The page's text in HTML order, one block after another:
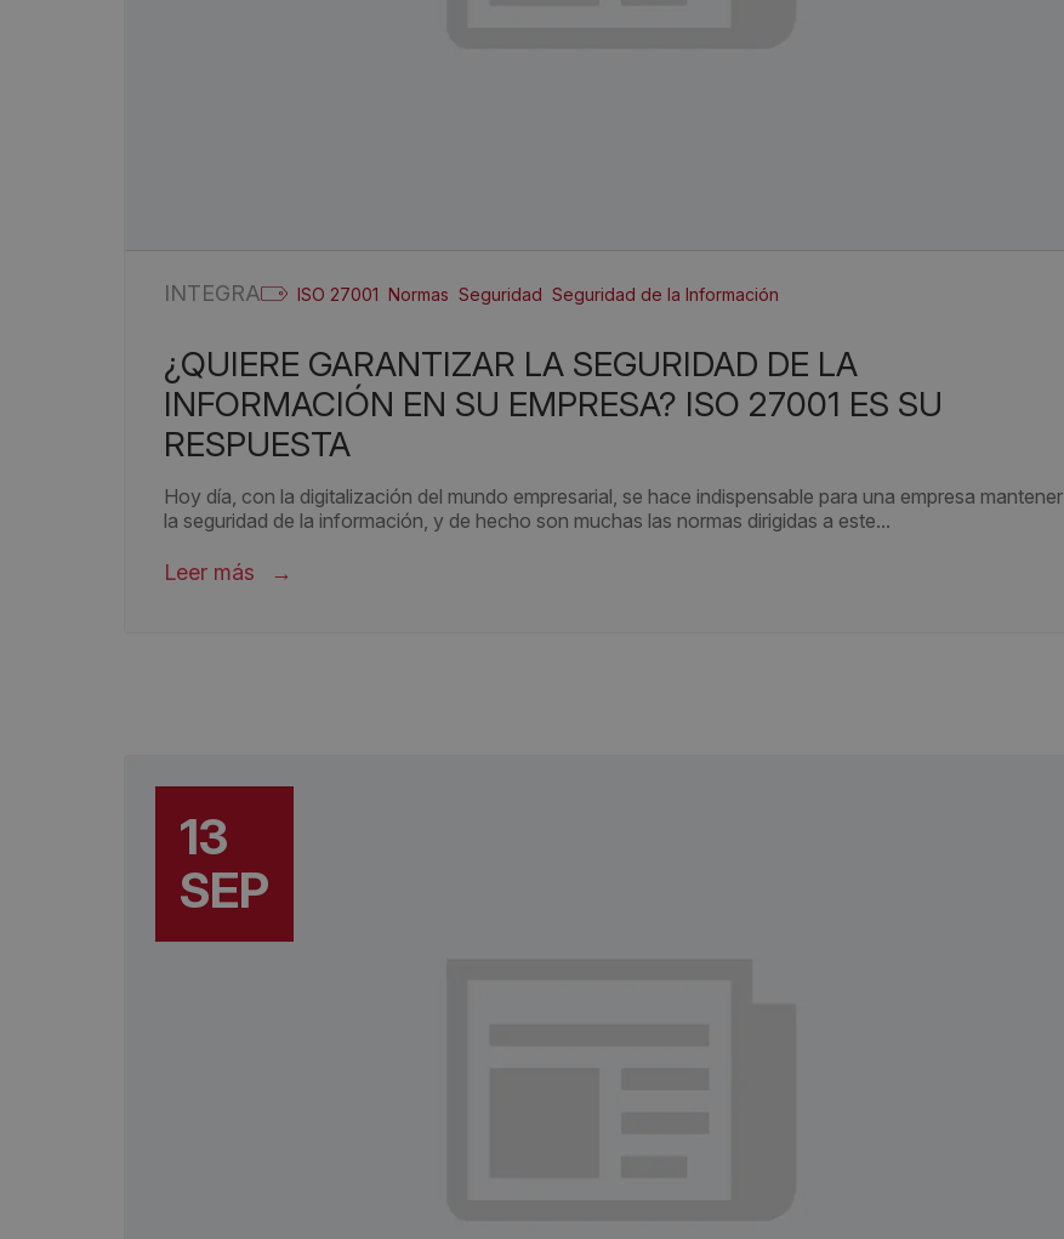
INTEGRA ISO 27001 Normas Seguridad Seguridad de la Información
¿QUIERE GARANTIZAR LA SEGURIDAD DE LA
INFORMACIÓN EN SU EMPRESA? ISO 27001 ES SU
RESPUESTA
Hoy día, con la digitalización del mundo empresarial, se hace indispensable para una empresa mantener
la seguridad de la información, y de hecho son muchas las normas dirigidas a este...
Leer más
13
SEP